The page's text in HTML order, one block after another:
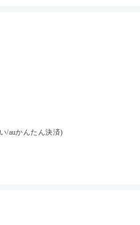
/auかんたん決済)